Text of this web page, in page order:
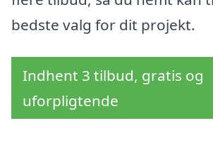
bedste valg for dit projekt.
Indhent 3 tilbud, gratis og
uforpligtende